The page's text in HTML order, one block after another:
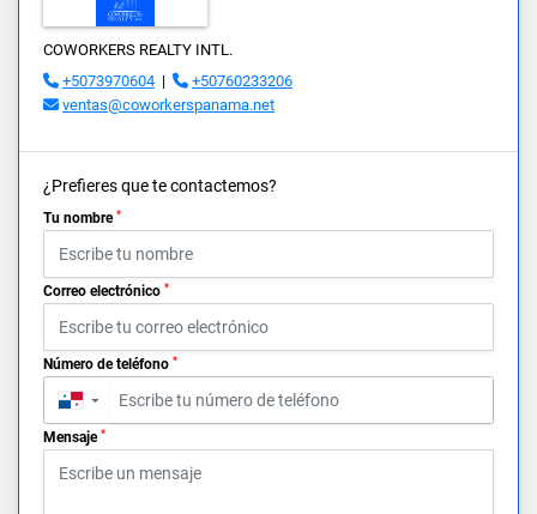
COWORKERS REALTY INTL.
+5073970604 |
+50760233206
ventas@coworkerspanama.net
¿Prefieres que te contactemos?
Tu nombre *
Correo electrónico *
Número de teléfono *
▼
Mensaje *